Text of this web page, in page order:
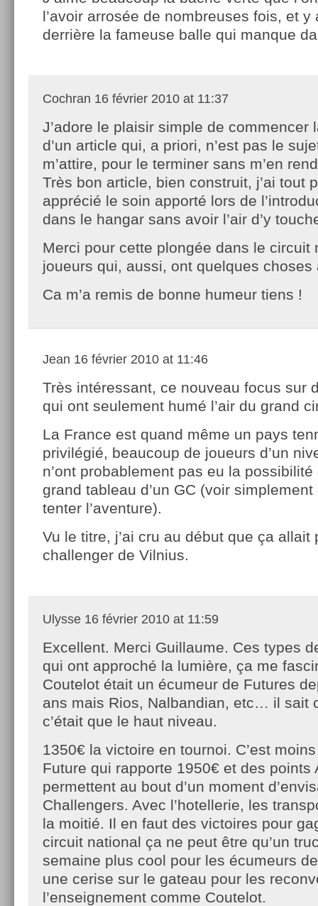
l’avoir arrosée de nombreuses fois, et y
derrière la fameuse balle qui manque
Cochran 16 février 2010 at 11:37
J’adore le plaisir simple de commencer
d’un article qui, a priori, n’est pas le
m’attire, pour le terminer sans m’en
Très bon article, bien construit, j’ai tout
apprécié le soin apporté lors de
dans le hangar sans avoir l’air d’y
Merci pour cette plongée dans le circuit
joueurs qui, aussi, ont quelques choses
Ca m’a remis de bonne humeur tiens !
Jean 16 février 2010 at 11:46
Très intéressant, ce nouveau focus sur
qui ont seulement humé l’air du grand
La France est quand même un pays
privilégié, beaucoup de joueurs d’un
n’ont probablement pas eu la possibilité
grand tableau d’un GC (voir simplement
tenter l’aventure).
Vu le titre, j’ai cru au début que ça allait
challenger de Vilnius.
Ulysse 16 février 2010 at 11:59
Excellent. Merci Guillaume. Ces types
qui ont approché la lumière, ça me
Coutelot était un écumeur de Futures
ans mais Rios, Nalbandian, etc… il sait
c’était que le haut niveau.
1350€ la victoire en tournoi. C’est
Future qui rapporte 1950€ et des points
permettent au bout d’un moment
Challengers. Avec l’hotellerie, les
la moitié. Il en faut des victoires pour
circuit national ça ne peut être qu’un
semaine plus cool pour les écumeurs
une cerise sur le gateau pour les
l’enseignement comme Coutelot.